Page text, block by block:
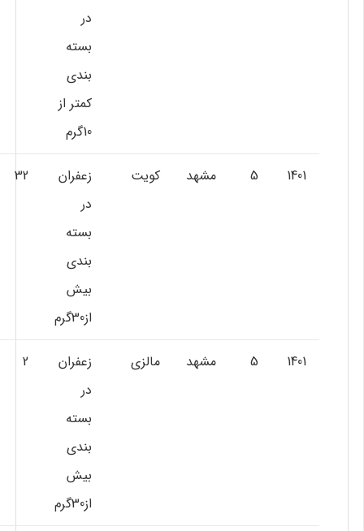
در
بسته
بندي
كمتر از
10گرم
1401
5 مشهد کویت
زعفران
در
بسته
بندي
بيش
از30گرم
32
1401
5 مشهد مالزي
زعفران
در
بسته
بندي
بيش
از30گرم
2